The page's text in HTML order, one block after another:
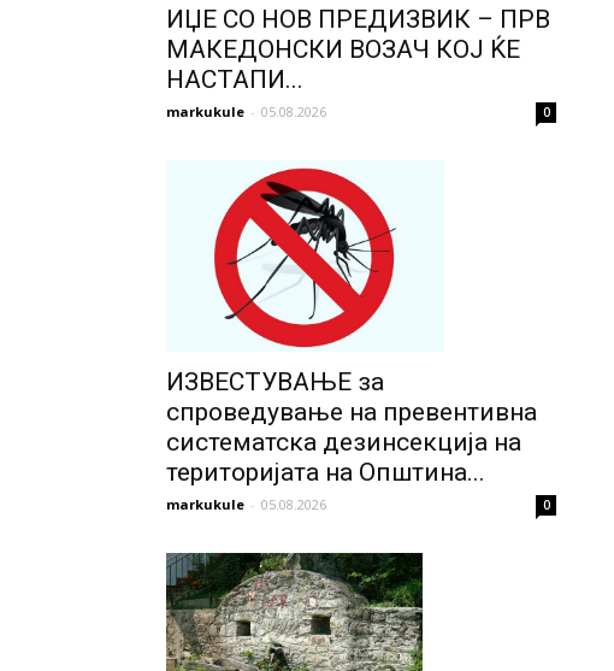
ИЏЕ СО НОВ ПРЕДИЗВИК – ПРВ
МАКЕДОНСКИ ВОЗАЧ КОЈ ЌЕ
НАСТАПИ...
markukule - 05.08.2026 0
ИЗВЕСТУВАЊЕ за
спроведување на превентивна
систематска дезинсекција на
територијата нa Општина...
markukule - 05.08.2026 0